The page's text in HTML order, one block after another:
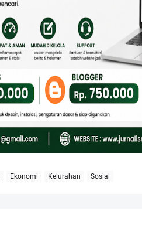
Ekonomi Kelurahan Sosial